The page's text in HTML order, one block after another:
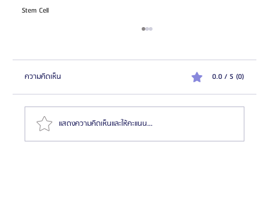
Stem Cell
ความคิดเห็น 0.0 / 5 (0)
แสดงความคิดเห็นและให้คะแนน...